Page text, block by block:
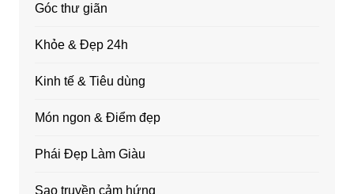
Góc thư giãn
Khỏe & Đẹp 24h
Kinh tế & Tiêu dùng
Món ngon & Điểm đẹp
Phái Đẹp Làm Giàu
Sao truyền cảm hứng